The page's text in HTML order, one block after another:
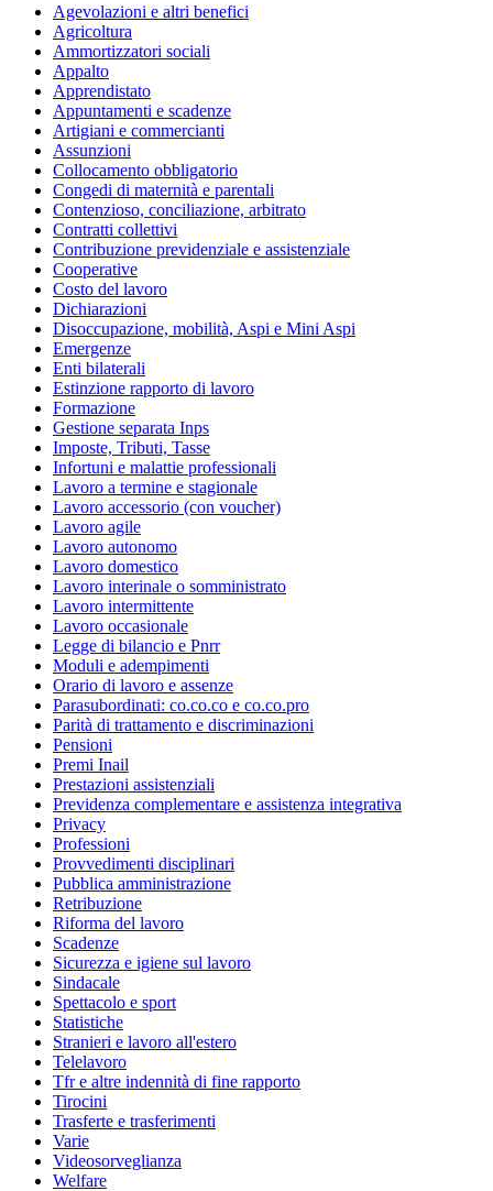
Agevolazioni e altri benefici
Agricoltura
Ammortizzatori sociali
Appalto
Apprendistato
Appuntamenti e scadenze
Artigiani e commercianti
Assunzioni
Collocamento obbligatorio
Congedi di maternità e parentali
Contenzioso, conciliazione, arbitrato
Contratti collettivi
Contribuzione previdenziale e assistenziale
Cooperative
Costo del lavoro
Dichiarazioni
Disoccupazione, mobilità, Aspi e Mini Aspi
Emergenze
Enti bilaterali
Estinzione rapporto di lavoro
Formazione
Gestione separata Inps
Imposte, Tributi, Tasse
Infortuni e malattie professionali
Lavoro a termine e stagionale
Lavoro accessorio (con voucher)
Lavoro agile
Lavoro autonomo
Lavoro domestico
Lavoro interinale o somministrato
Lavoro intermittente
Lavoro occasionale
Legge di bilancio e Pnrr
Moduli e adempimenti
Orario di lavoro e assenze
Parasubordinati: co.co.co e co.co.pro
Parità di trattamento e discriminazioni
Pensioni
Premi Inail
Prestazioni assistenziali
Previdenza complementare e assistenza integrativa
Privacy
Professioni
Provvedimenti disciplinari
Pubblica amministrazione
Retribuzione
Riforma del lavoro
Scadenze
Sicurezza e igiene sul lavoro
Sindacale
Spettacolo e sport
Statistiche
Stranieri e lavoro all'estero
Telelavoro
Tfr e altre indennità di fine rapporto
Tirocini
Trasferte e trasferimenti
Varie
Videosorveglianza
Welfare